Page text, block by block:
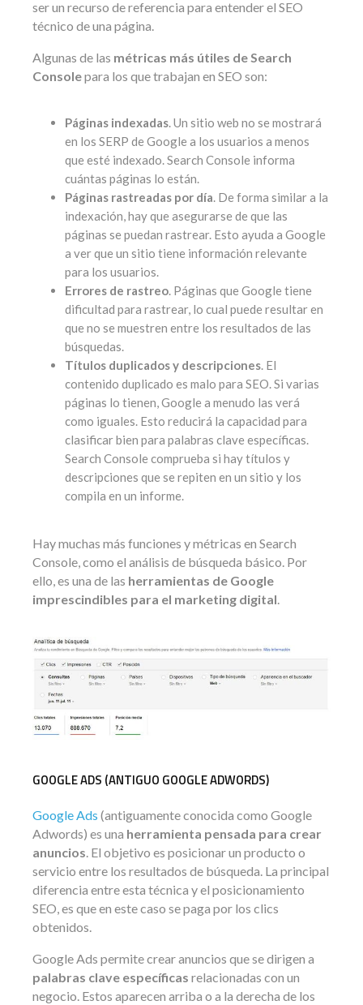
ser un recurso de referencia para entender el SEO
técnico de una página.
Algunas de las métricas más útiles de Search
Consolepara los que trabajan en SEO son:
Páginas indexadas. Un sitio web no se mostrará
en los SERP de Google a los usuarios a menos
que esté indexado. Search Console informa
cuántas páginas lo están.
Páginas rastreadas por día. De forma similar a la
indexación, hay que asegurarse de que las
páginas se puedan rastrear. Esto ayuda a Google
a ver que un sitio tiene información relevante
para los usuarios.
Errores de rastreo. Páginas que Google tiene
dificultad para rastrear, lo cual puede resultar en
que no se muestren entre los resultados de las
búsquedas.
Títulos duplicados y descripciones. El
contenido duplicado es malo para SEO. Si varias
páginas lo tienen, Google a menudo las verá
como iguales. Esto reducirá la capacidad para
clasificar bien para palabras clave específicas.
Search Console comprueba si hay títulos y
descripciones que se repiten en un sitio y los
compila en un informe.
Hay muchas más funciones y métricas en Search
Console, como el análisis de búsqueda básico. Por
ello, es una de las herramientas de Google
imprescindibles para el marketing digital
GOOGLE ADS (ANTIGUO GOOGLE ADWORDS)
Google Ads (antiguamente conocida como Google
Adwords) es una herramienta pensada para crear
anuncios. El objetivo es posicionar un producto o
servicio entre los resultados de búsqueda. La principal
diferencia entre esta técnica y el posicionamiento
SEO, es que en este caso se paga por los clics
obtenidos.
Google Ads permite crear anuncios que se dirigen a
palabras clave específicas relacionadas con un
negocio. Estos aparecen arriba o a la derecha de los